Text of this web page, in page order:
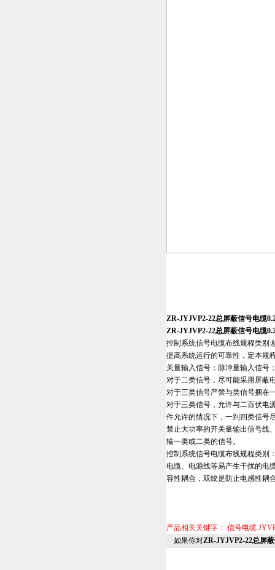
ZR-JYJVP2-22总屏蔽信号电缆
ZR-JYJVP2-22总屏蔽信号电缆
控制系统信号电缆布线规程类别
提高系统运行的可靠性，定本规
关量输入信号；脉冲量输入信号
对于二类信号，尽可能采用屏蔽
对于三类信号严禁与类信号捆在
对于三类信号，允许与二百伏电
件允许的情况下，一到四类信号
禁止大功率的开关量输出信号线
输一类或二类的信号。
控制系统信号电缆布线规程类别
电缆、电源线等易产生干扰的电
容性耦合，双绞是防止电感性耦
产品相关关键字： 信号电缆
如果你对ZR-JYJVP2-22总屏